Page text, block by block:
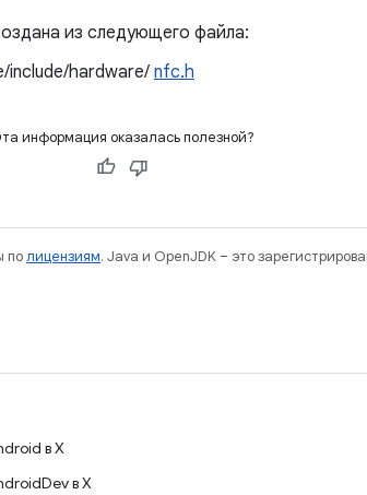
из следующего файла:
include/hardware/ nfc.h
информация оказалась полезной?
полицензиям. Java и OpenJDK – это
в X
в X